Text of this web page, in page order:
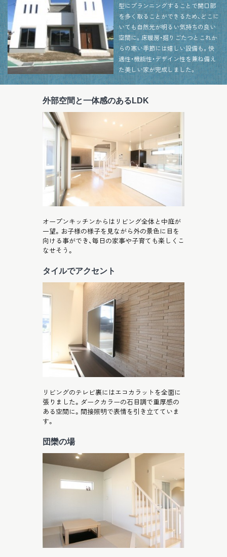
型にプランニングすることで開口部
を多く取ることができるため、どこに
いても自然光が明るい気持ちの良い
空間に。床暖房・掘りごたつとこれか
らの寒い季節には嬉しい設備も。快
適性・機能性・デザイン性を兼ね備え
た美しい家が完成しました。
外部空間と一体感のあるLDK
オープンキッチンからはリビング全体と中庭が
一望。お子様の様子を見ながら外の景色に目を
向ける事ができ、毎日の家事や子育ても楽しくこ
なせそう。
タイルでアクセント
リビングのテレビ裏にはエコカラットを全面に
張りました。ダークカラーの石目調で重厚感の
ある空間に。間接照明で表情を引き立てていま
す。
団欒の場